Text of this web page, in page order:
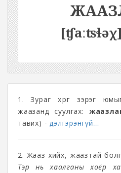
[ʧaːʦɬəχ]
1. Зураг хөрөг зэрэг
жаазанд суулгах:
тавих) -дэлгэрэнгүй...
2. Жааз хийх, жаазтай
Тэр нь хаалганы хоёр